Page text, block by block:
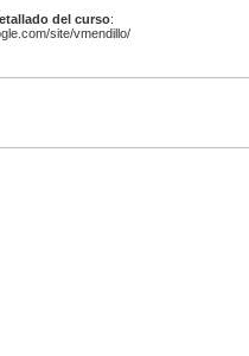
del curso:
site/vmendillo/